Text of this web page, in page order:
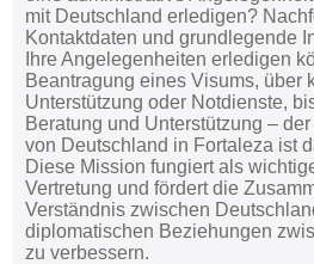
mit Deutschland erledigen?
Kontaktdaten und grundlegende
Ihre Angelegenheiten erledigen
Beantragung eines Visums, über
Unterstützung oder Notdienste,
Beratung und Unterstützung –
von Deutschland in Fortaleza ist
Diese Mission fungiert als
Vertretung und fördert die
Verständnis zwischen
diplomatischen Beziehungen
zu verbessern.